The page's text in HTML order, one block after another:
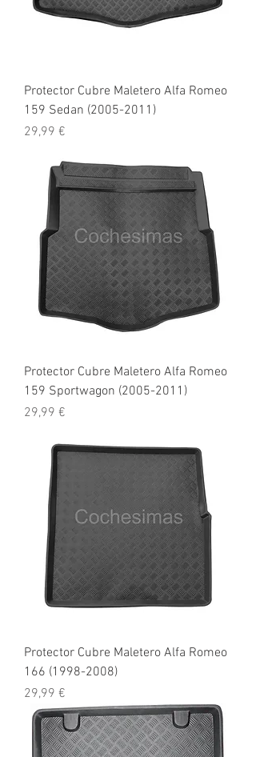
Protector Cubre Maletero Alfa Romeo
159 Sedan (2005-2011)
Precio
29,99 €
Protector Cubre Maletero Alfa Romeo
159 Sportwagon (2005-2011)
Precio
29,99 €
Protector Cubre Maletero Alfa Romeo
166 (1998-2008)
Precio
29,99 €